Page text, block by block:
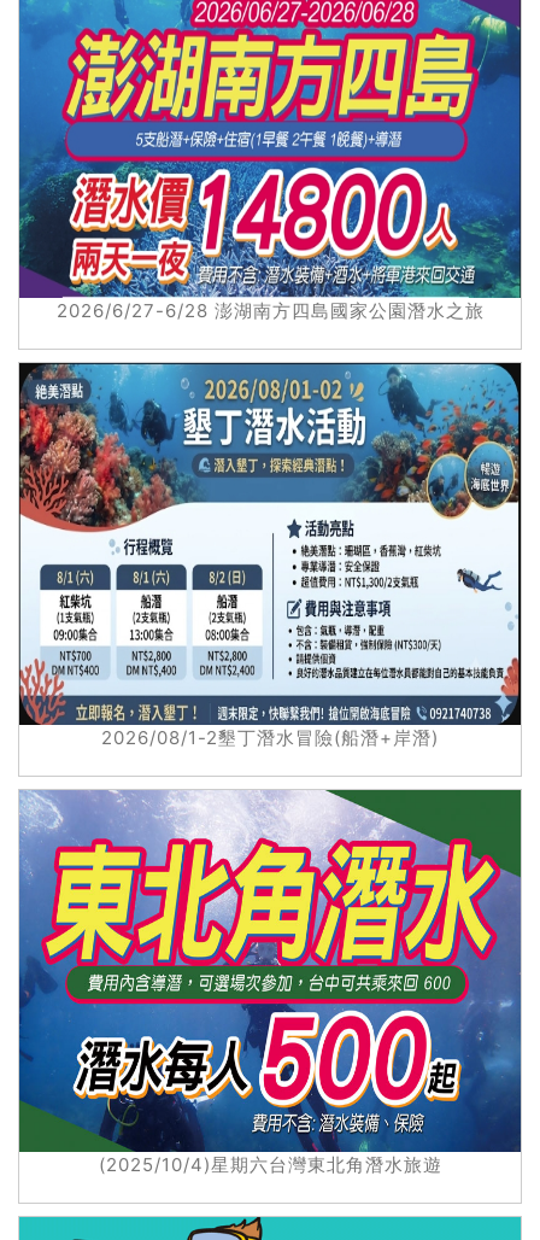
2026/6/27-6/28 澎湖南方四島國家公園潛水之旅
2026/08/1-2墾丁潛水冒險(船潛+岸潛)
(2025/10/4)星期六台灣東北角潛水旅遊